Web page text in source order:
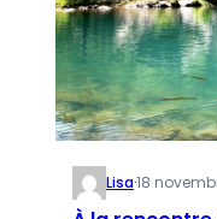
Lisa·18